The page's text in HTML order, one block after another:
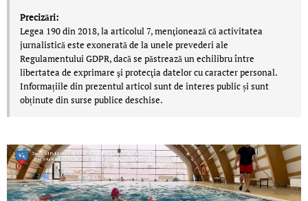
Precizări:
Legea 190 din 2018, la articolul 7, menţionează că activitatea
jurnalistică este exonerată de la unele prevederi ale
Regulamentului GDPR, dacă se păstrează un echilibru între
libertatea de exprimare şi protecţia datelor cu caracter personal.
Informațiile din prezentul articol sunt de interes public și sunt
obținute din surse publice deschise.